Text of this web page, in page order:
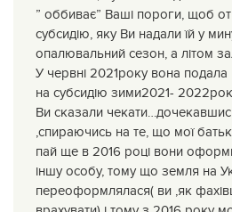
” оббиває” Ваші пороги, щоб
субсидію, яку Ви надали їй у
опалювальний сезон, а літом
У червні 2021року вона
на субсидію зими2021-
Ви сказали
,спираючись на те, що мої
пай ще в 2016 році вони
іншу особу, тому що земля на
переоформлялася( ви ,як